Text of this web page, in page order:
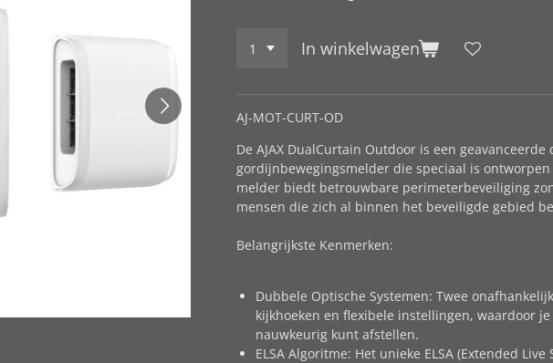
In winkelwagen
AJ-MOT-CURT-OD
De AJAX DualCurtain Outdoor is een geavanceerde
gordijnbewegingsmelder die speciaal is
melder biedt betrouwbare perimeterbeveiliging
mensen die zich al binnen het beveiligde gebied
Belangrijkste Kenmerken:
Dubbele Optische Systemen: Twee
kijkhoeken en flexibele instellingen, waardoor
nauwkeurig kunt afstellen.
ELSA Algoritme: Het unieke ELSA (Extended